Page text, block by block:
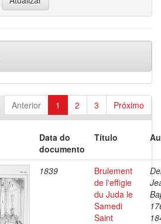
Anterior 1 2 3 Próximo
Data do
documento
Título
1839
Brulement
de l'effigie
du Juda le
Samedi
Saint